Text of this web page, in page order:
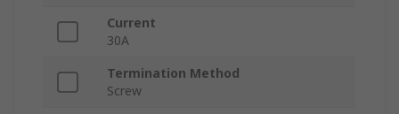
Current
30A
Termination Method
Screw